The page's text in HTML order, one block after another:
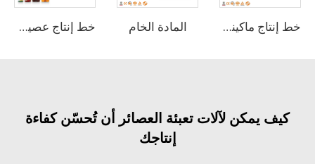
خط إنتاج ماكينة تعبئة المشروبات الفوارة بسعة 8000 زجاجة في الساعة المادة الخام خط إنتاج عصير الفواكه الكامل
يمكن لآلات تعبئة العصائر أن تُحسّن كفاءة
إنتاجك